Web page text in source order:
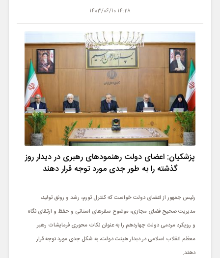
14:28 1403/06/10
پزشکیان: اعضای دولت رهنمودهای رهبری در دیدار روز
گذشته را به طور جدی مورد توجه قرار دهند
رئیس جمهور از اعضای دولت خواست که کنترل تورم، رشد و رونق تولید،
مدیریت صحیح فضای مجازی، موضوع سفرهای استانی و حفظ و ارتقای نگاه
و رویکرد مردمی دولت چهاردهم را به عنوان نکات محوری فرمایشات رهبر
معظم انقلاب اسلامی در دیدار هیئت دولت، به شکل جدی مورد توجه قرار
دهند.